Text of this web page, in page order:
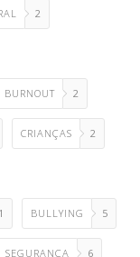
2
BURNOUT 2
CRIANÇAS 2
1 BULLYING 5
SEGURANÇA 6